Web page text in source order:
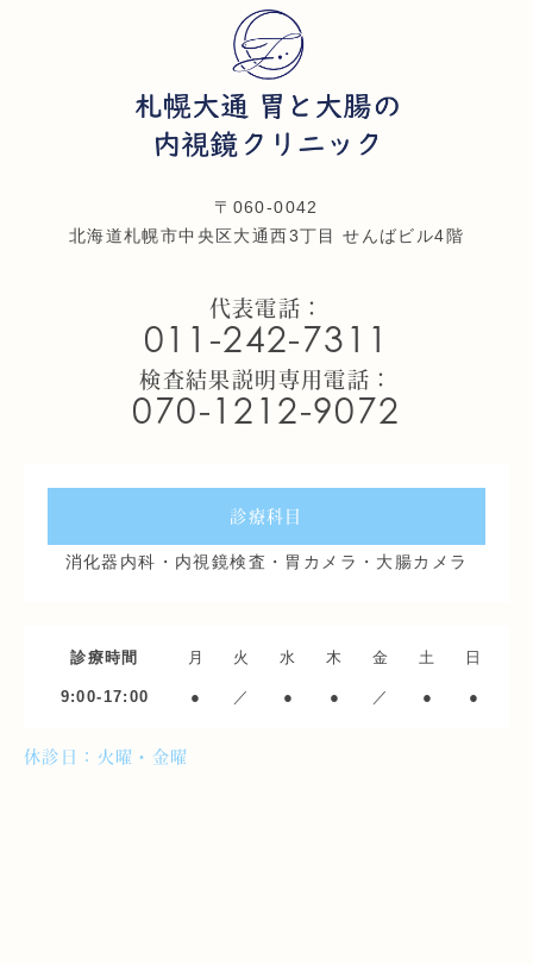
〒060-0042
北海道札幌市中央区大通西3丁目 せんばビル4階
代表電話：
011-242-7311
検査結果説明専用電話：
070-1212-9072
診療科目
消化器内科・内視鏡検査・胃カメラ・大腸カメラ
診療時間 月 火 水 木 金 土 日
9:00-17:00 ● ／ ● ● ／ ● ●
休診日：火曜・金曜